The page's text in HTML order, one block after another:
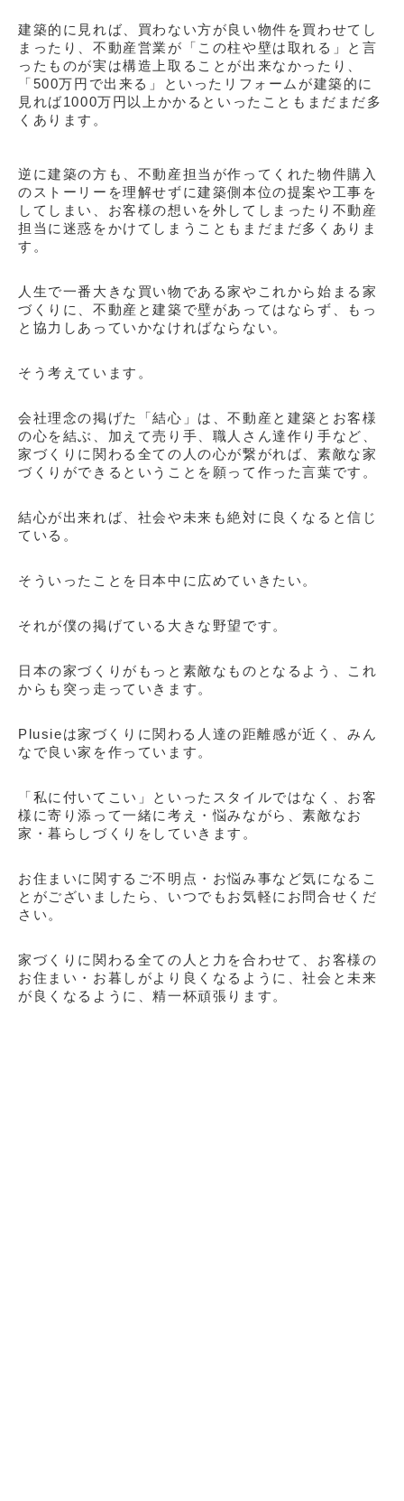
建築的に見れば、 買わない方が良い物件を買わせてし
まったり、 不動産営業が「この柱や壁は取れる」と言
ったものが実は構造上取ることが出来なかったり、
「500万円で出来る」といったリフォームが建築的に
見れば1000万円以上かかる といったこともまだまだ多
くあります。
逆に建築の方も、不動産担当が作ってくれた物件購入
のストーリーを理解せずに建築側本位の提案や工事を
してしまい、お客様の想いを外してしまったり不動産
担当に迷惑をかけてしまうこともまだまだ多くありま
す。
人生で一番大きな買い物である家やこれから始まる家
づくりに、不動産と建築で壁があってはならず、もっ
と協力しあっていかなければならない。
そう考えています。
会社理念の掲げた「結心」は、不動産と建築とお客様
の心を結ぶ、加えて売り手、職人さん達作り手など、
家づくりに関わる全ての人の心が繋がれば、素敵な家
づくりができるということを願って作った言葉です。
結心が出来れば、社会や未来も絶対に良くなると信じ
ている。
そういったことを日本中に広めていきたい。
それが僕の掲げている大きな野望です。
日本の家づくりがもっと素敵なものとなるよう、これ
からも突っ走っていきます。
Plusieは家づくりに関わる人達の距離感が近く、みん
なで良い家を作っています。
「私に付いてこい」といったスタイルではなく、お客
様に寄り添って一緒に考え・悩みながら、素敵なお
家・暮らしづくりをしていきます。
お住まいに関するご不明点・お悩み事など気になるこ
とがございましたら、いつでもお気軽にお問合せくだ
さい。
家づくりに関わる全ての人と力を合わせて、お客様の
お住まい・お暮しがより良くなるように、社会と未来
が良くなるように
、精一杯頑張ります。